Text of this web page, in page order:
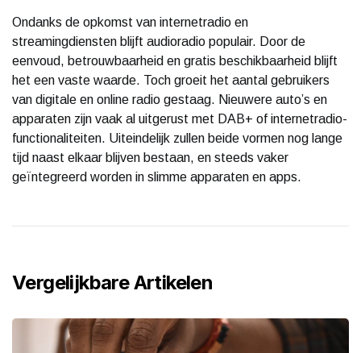
Ondanks de opkomst van internetradio en
streamingdiensten blijft audioradio populair. Door de
eenvoud, betrouwbaarheid en gratis beschikbaarheid blijft
het een vaste waarde. Toch groeit het aantal gebruikers
van digitale en online radio gestaag. Nieuwere auto’s en
apparaten zijn vaak al uitgerust met DAB+ of internetradio-
functionaliteiten. Uiteindelijk zullen beide vormen nog lange
tijd naast elkaar blijven bestaan, en steeds vaker
geïntegreerd worden in slimme apparaten en apps.
Vergelijkbare Artikelen